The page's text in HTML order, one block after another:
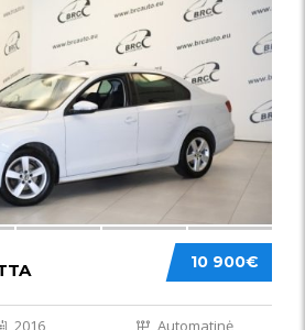
10 900€
2016 Automatinė